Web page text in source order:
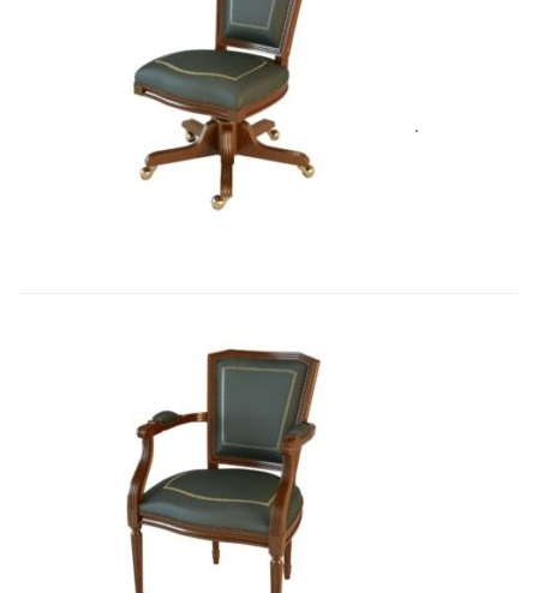
Art&Moble 01005 Кресло вращающе...
3 562,00
Art&Moble 01003 Кресло неподвиж...